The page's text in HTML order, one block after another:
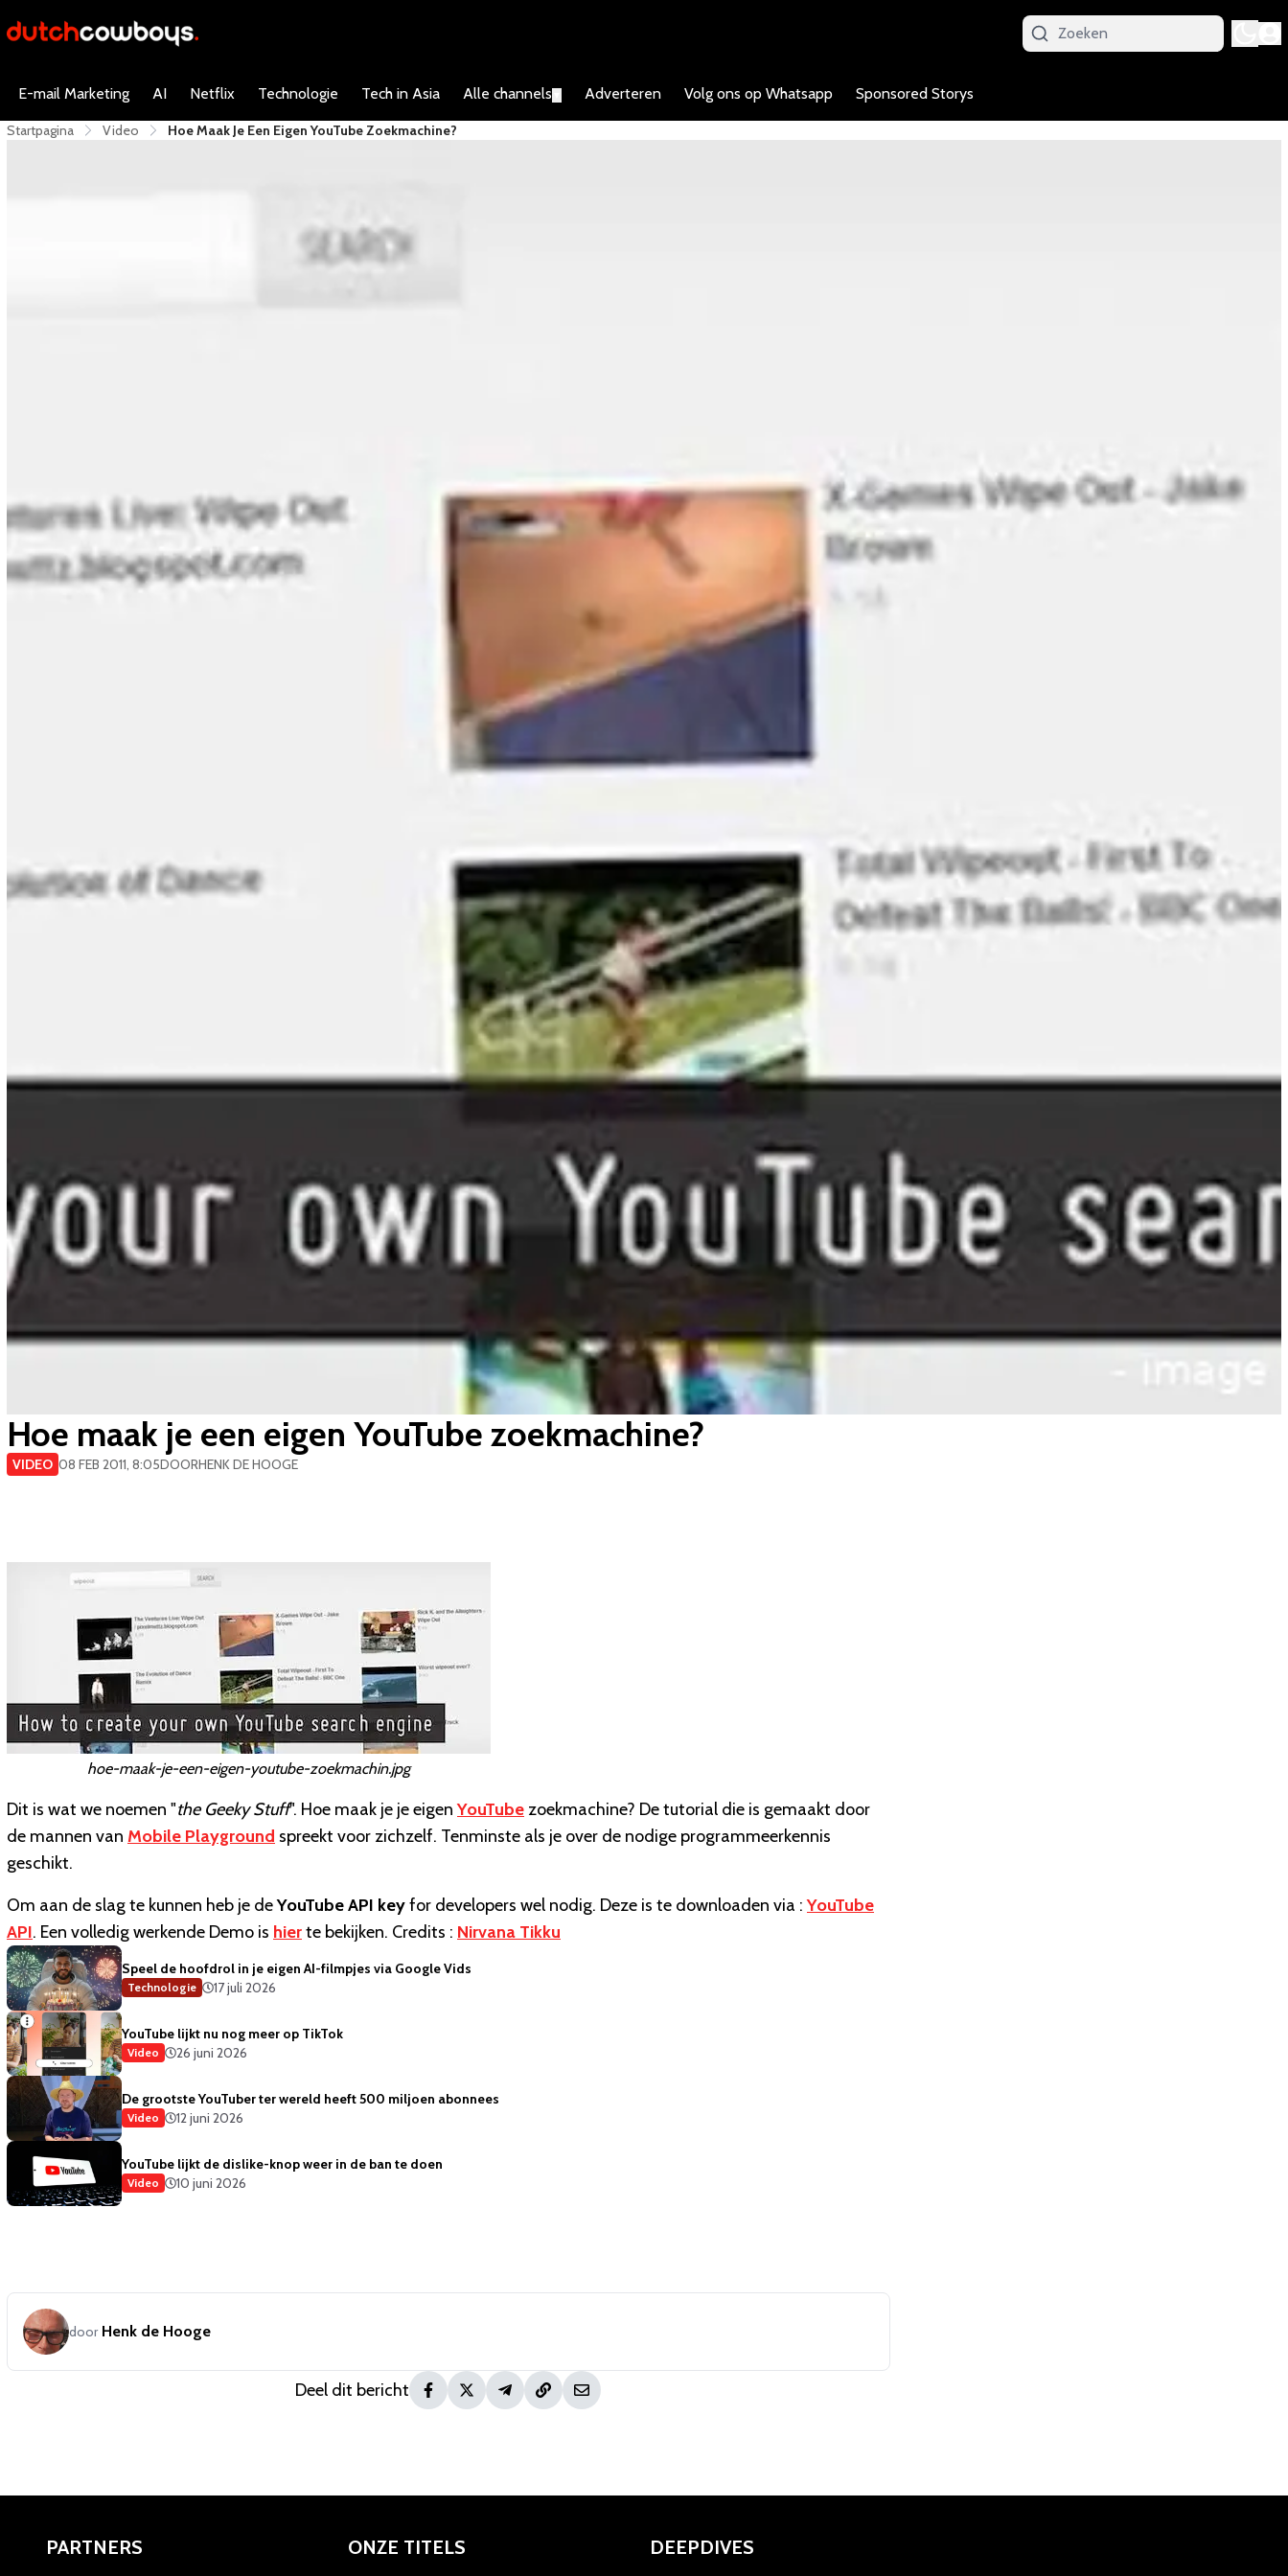
E-mail Marketing AI Netflix Technologie Tech in Asia Alle channels Adverteren Volg ons op Whatsapp Sponsored Storys
Startpagina Video Hoe Maak Je Een Eigen YouTube Zoekmachine?
Hoe maak je een eigen YouTube zoekmachine?
VIDEO 08 FEB 2011, 8:05DOORHENK DE HOOGE
hoe-maak-je-een-eigen-youtube-zoekmachin.jpg
Dit is wat we noemen "the Geeky Stuff". Hoe maak je je eigenYouTube zoekmachine? De tutorial die is gemaakt door
de mannen van Mobile Playground spreekt voor zichzelf. Tenminste als je over de nodige programmeerkennis
geschikt.
Om aan de slag te kunnen heb je deYouTube API keyfor developers wel nodig. Deze is te downloaden via :YouTube
API. Een volledig werkende Demo is hierte bekijken. Credits : Nirvana Tikku
Speel de hoofdrol in je eigen AI-filmpjes via Google Vids
Technologie 17 juli 2026
YouTube lijkt nu nog meer op TikTok
Video 26 juni 2026
De grootste YouTuber ter wereld heeft 500 miljoen abonnees
Video 12 juni 2026
YouTube lijkt de dislike-knop weer in de ban te doen
Video 10 juni 2026
door Henk de Hooge
Deel dit bericht
PARTNERS ONZE TITELS DEEPDIVES